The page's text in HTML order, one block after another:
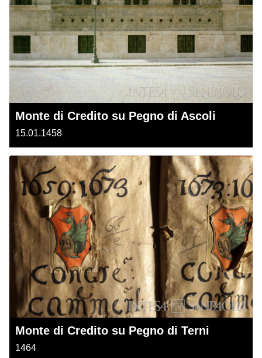
Monte di Credito su Pegno di Ascoli
15.01.1458
Monte di Credito su Pegno di Terni
1464